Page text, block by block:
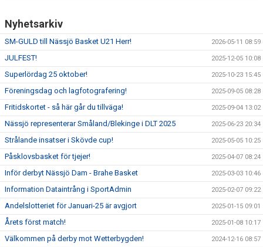
Nyhetsarkiv
SM-GULD till Nässjö Basket U21 Herr! 2026-05-11 08:59
JULFEST! 2025-12-05 10:08
Superlördag 25 oktober! 2025-10-23 15:45
Föreningsdag och lagfotografering! 2025-09-05 08:28
Fritidskortet - så här går du tillväga! 2025-09-04 13:02
Nässjö representerar Småland/Blekinge i DLT 2025 2025-06-23 20:34
Strålande insatser i Skövde cup! 2025-05-05 10:25
Påsklovsbasket för tjejer! 2025-04-07 08:24
Inför derbyt Nässjö Dam - Brahe Basket 2025-03-03 10:46
Information Dataintrång i SportAdmin 2025-02-07 09:22
Andelslotteriet för Januari-25 är avgjort 2025-01-15 09:01
Årets först match! 2025-01-08 10:17
Välkommen på derby mot Wetterbygden! 2024-12-16 08:57